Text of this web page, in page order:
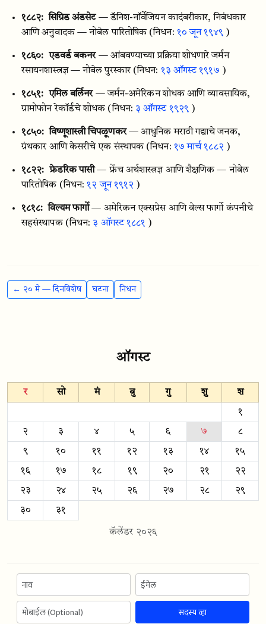
१८८२: सिग्रिड अंडसेट — डॅनिश-नॉर्वेजियन कादंबरीकार, निबंधकार
आणि अनुवादक — नोबेल पारितोषिक (निधन: १० जून १९४९)
१८६०: एडवर्ड बकनर — आंबवण्याच्या प्रक्रिया शोधणारे जर्मन
रसायनशास्त्रज्ञ — नोबेल पुरस्कार (निधन: १३ ऑगस्ट १९१७ )
१८५१: एमिल बर्लिनर — जर्मन-अमेरिकन शोधक आणि व्यावसायिक,
ग्रामोफोन रेकॉर्डचे शोधक (निधन: ३ ऑगस्ट १९२९ )
१८५०: विष्णूशास्त्री चिपळूणकर — आधुनिक मराठी गद्याचे जनक,
ग्रंथकार आणि केसरीचे एक संस्थापक (निधन: १७ मार्च १८८२ )
१८२२: फ्रेडरिक पासी — फ्रेंच अर्थशास्त्रज्ञ आणि शैक्षणिक — नोबेल
पारितोषिक (निधन:१२ जून १९१२ )
१८१८: विल्यम फार्गो — अमेरिकन एक्सप्रेस आणि वेल्स फार्गो कंपनीचे
सहसंस्थापक (निधन: ३ ऑगस्ट १८८१ )
← २० मे — दिनविशेष घटना निधन
ऑगस्ट
र सो मं बु गु शु श
१
२ ३ ४ ५ ६ ७ ८
९ १० ११ १२ १३ १४ १५
१६ १७ १८ १९ २० २१ २२
२३ २४ २५ २६ २७ २८ २९
३० ३१
कॅलेंडर २०२६
सदस्य व्हा